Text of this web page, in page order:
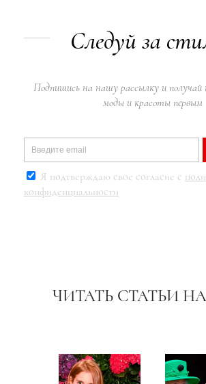
Следуй за
Подпишись на нашу рассылку и получай
моды и красоты первым
Я подтверждаю свое согласие с
конфиденциальности
ЧИТАТЬ СТАТЬИ